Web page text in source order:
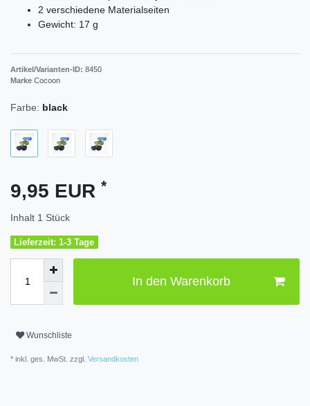
2 verschiedene Materialseiten
Gewicht: 17 g
Artikel/Varianten-ID: 8450
Marke Cocoon
Farbe: black
9,95 EUR *
Inhalt 1 Stück
Lieferzeit: 1-3 Tage
In den Warenkorb
Wunschliste
* inkl. ges. MwSt. zzgl. Versandkosten